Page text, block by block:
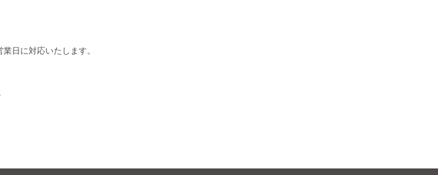
日に対応いたします。